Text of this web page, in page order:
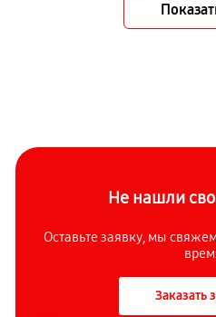
Не нашли
Оставьте заявку, мы
Заказать